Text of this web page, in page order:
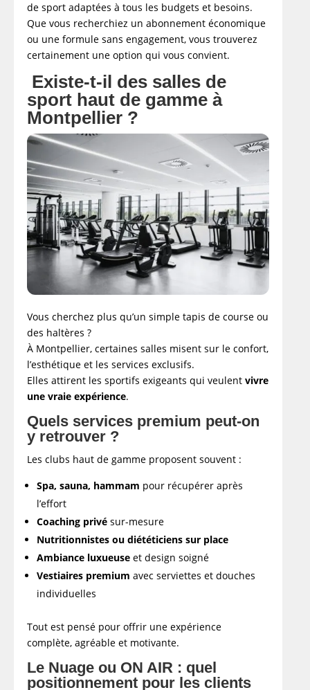
de sport adaptées à tous les budgets et besoins.
Que vous recherchiez un abonnement économique
ou une formule sans engagement, vous trouverez
certainement une option qui vous convient.​
Existe-t-il des salles de
sport haut de gamme à
Montpellier ?
Vous cherchez plus qu’un simple tapis de course ou
des haltères ?
À Montpellier, certaines salles misent sur le confort,
l’esthétique et les services exclusifs.
Elles attirent les sportifs exigeants qui veulentvivre
une vraie expérience.
Quels services premium peut-on
y retrouver ?
Les clubs haut de gamme proposent souvent :
Spa, sauna, hammam pour récupérer après
l’effort
Coaching privé sur-mesure
Nutritionnistes ou diététiciens sur place
Ambiance luxueuse et design soigné
Vestiaires premium avec serviettes et douches
individuelles
Tout est pensé pour offrir une expérience
complète, agréable et motivante.
Le Nuage ou ON AIR : quel
positionnement pour les clients